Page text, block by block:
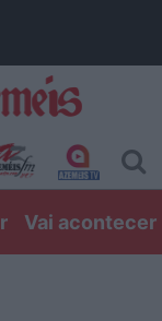
Vai acontecer